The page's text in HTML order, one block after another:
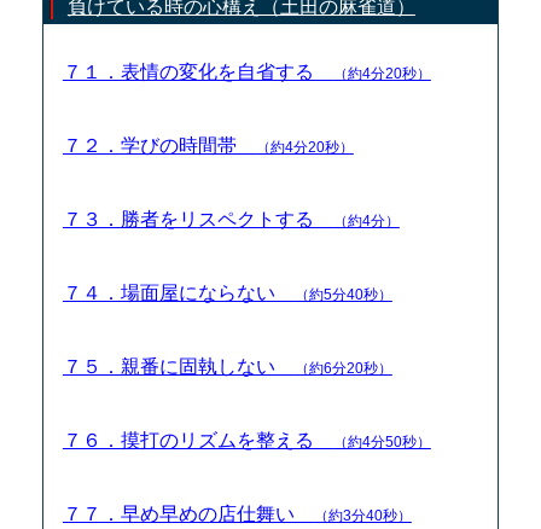
負けている時の心構え（土田の麻雀道）
７１．表情の変化を自省する （約4分20秒）
７２．学びの時間帯 （約4分20秒）
７３．勝者をリスペクトする （約4分）
７４．場面屋にならない （約5分40秒）
７５．親番に固執しない （約6分20秒）
７６．摸打のリズムを整える （約4分50秒）
７７．早め早めの店仕舞い （約3分40秒）